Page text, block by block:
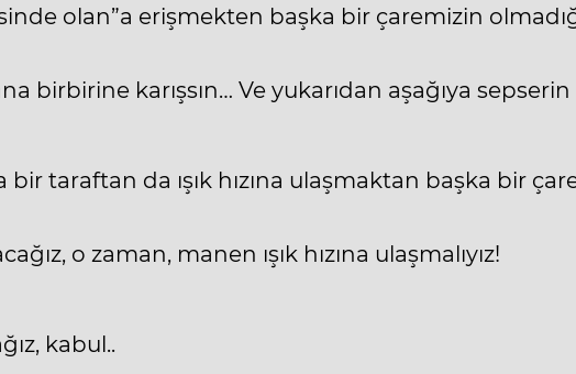
olan”a erişmekten başka bir çaremizin
birbirine karışsın… Ve yukarıdan aşağıya sepserin
taraftan da ışık hızına ulaşmaktan başka bir
o zaman, manen ışık hızına ulaşmalıyız!
kabul..